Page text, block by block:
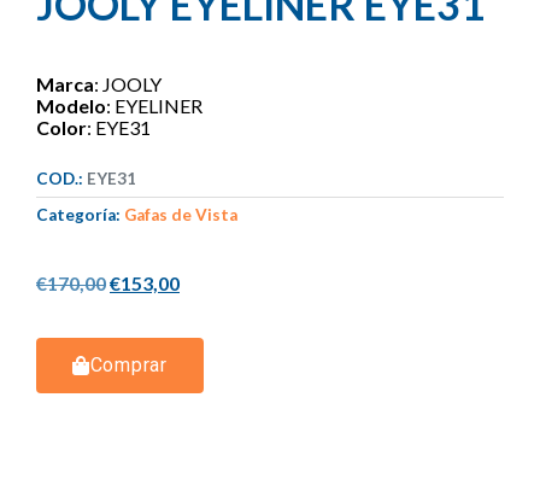
Marca: JOOLY
Modelo: EYELINER
Color: EYE31
COD.: EYE31
Categoría: Gafas de Vista
€170,00€153,00
Comprar